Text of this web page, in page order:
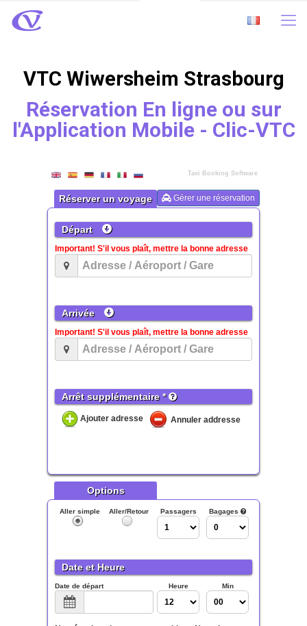
VTC Wiwersheim Strasbourg
Réservation En ligne ou sur
l'Application Mobile - Clic-VTC